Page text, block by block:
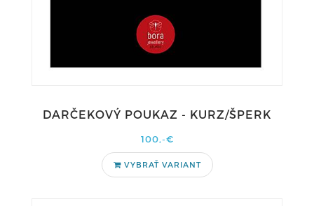
DARČEKOVÝ POUKAZ - KURZ/ŠPERK
100,-€
VYBRAŤ VARIANT